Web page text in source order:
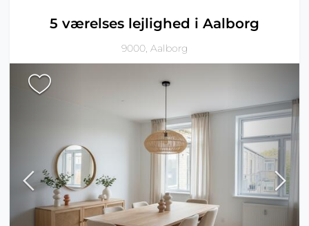
5 værelses lejlighed i Aalborg
9000, Aalborg